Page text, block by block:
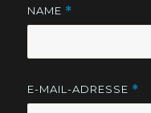
NAME *
E-MAIL-ADRESSE *